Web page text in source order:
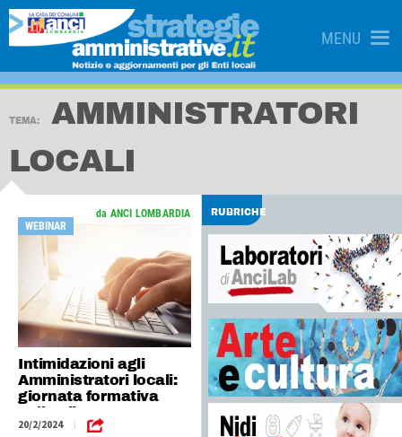
MENU
TEMA:
AMMINISTRATORI
LOCALI
da ANCI LOMBARDIA
WEBINAR
Intimidazioni agli
Amministratori locali:
giornata formativa
online il 5 marzo
20/2/2024 |
RUBRICHE